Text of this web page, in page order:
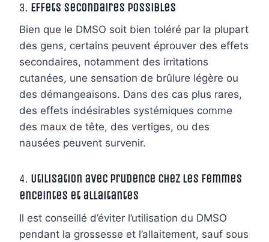
3. Effets secondaires possibles
Bien que le DMSO soit bien toléré par la plupart
des gens, certains peuvent éprouver des effets
secondaires, notamment des irritations
cutanées, une sensation de brûlure légère ou
des démangeaisons. Dans des cas plus rares,
des effets indésirables systémiques comme
des maux de tête, des vertiges, ou des
nausées peuvent survenir.
4. Utilisation avec prudence chez les femmes
enceintes et allaitantes
Il est conseillé d’éviter l’utilisation du DMSO
pendant la grossesse et l’allaitement, sauf sous